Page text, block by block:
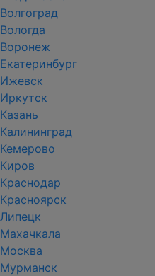
Волгоград
Вологда
Воронеж
Екатеринбург
Ижевск
Иркутск
Казань
Калининград
Кемерово
Киров
Краснодар
Красноярск
Липецк
Махачкала
Москва
Мурманск